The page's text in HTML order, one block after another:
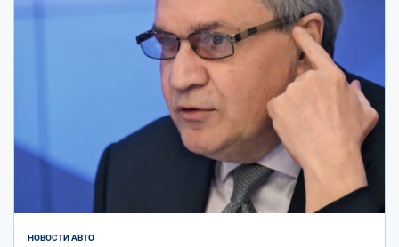
НОВОСТИ АВТО